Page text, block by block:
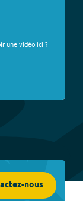
une vidéo ici ?
nous